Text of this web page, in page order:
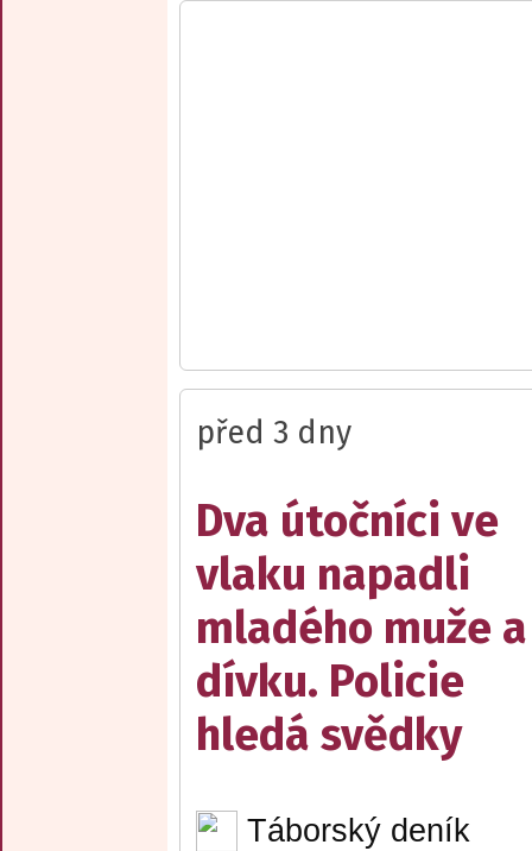
před 3 dny
Dva útočníci ve
vlaku napadli
mladého muže a
dívku. Policie
hledá svědky
Táborský deník